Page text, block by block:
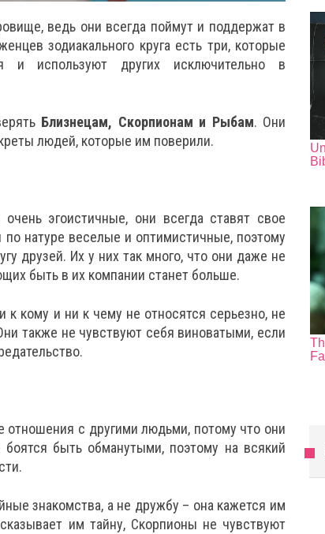
ведь они всегда поймут и поддержат в
зодиакального круга есть три, которые
и используют других исключительно в
Близнецам, Скорпионам и Рыбам. Они
людей, которые им поверили.
эгоистичные, они всегда ставят свое
натуре веселые и оптимистичные, поэтому
друзей. Их у них так много, что они даже не
быть в их компании станет больше.
кому и ни к чему не относятся серьезно, не
также не чувствуют себя виноватыми, если
отношения с другими людьми, потому что они
быть обманутыми, поэтому на всякий
знакомства, а не дружбу – она кажется им
им тайну, Скорпионы не чувствуют